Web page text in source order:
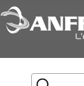
Flexibles